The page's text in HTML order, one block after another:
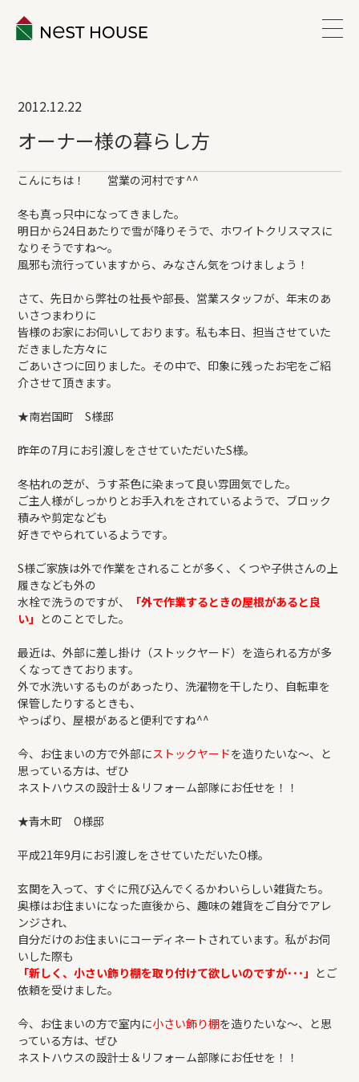
ABOUT
WORKS
LINEUP
ESTATE
REFORM
BLOG
COMPANY
新築住宅のお問い合わせ
リフォームのお問い合わせ
2012.12.22
オーナー様の暮らし方
こんにちは！ 営業の河村です^^
冬も真っ只中になってきました。
明日から24日あたりで雪が降りそうで、ホワイトクリスマスに
なりそうですね～。
風邪も流行っていますから、みなさん気をつけましょう！
さて、先日から弊社の社長や部長、営業スタッフが、年末のあ
いさつまわりに
皆様のお家にお伺いしております。私も本日、担当させていた
だきました方々に
ごあいさつに回りました。その中で、印象に残ったお宅をご紹
介させて頂きます。
★南岩国町 S様邸
昨年の7月にお引渡しをさせていただいたS様。
冬枯れの芝が、うす茶色に染まって良い雰囲気でした。
ご主人様がしっかりとお手入れをされているようで、ブロック
積みや剪定なども
好きでやられているようです。
S様ご家族は外で作業をされることが多く、くつや子供さんの上
履きなども外の
水栓で洗うのですが、
「外で作業するときの屋根があると良
い」 とのことでした。
最近は、外部に差し掛け（ストックヤード）を造られる方が多
くなってきております。
外で水洗いするものがあったり、洗濯物を干したり、自転車を
保管したりするときも、
やっぱり、屋根があると便利ですね^^
今、お住まいの方で外部にストックヤードを造りたいな～、と
思っている方は、ぜひ
ネストハウスの設計士＆リフォーム部隊にお任せを！！
★青木町 O様邸
平成21年9月にお引渡しをさせていただいたO様。
玄関を入って、すぐに飛び込んでくるかわいらしい雑貨たち。
奥様はお住まいになった直後から、趣味の雑貨をご自分でアレ
ンジされ、
自分だけのお住まいにコーディネートされています。私がお伺
いした際も
「新しく、小さい飾り棚を取り付けて欲しいのですが･･･」 とご
依頼を受けました。
今、お住まいの方で室内に小さい飾り棚を造りたいな～、と思
っている方は、ぜひ
ネストハウスの設計士＆リフォーム部隊にお任せを！！